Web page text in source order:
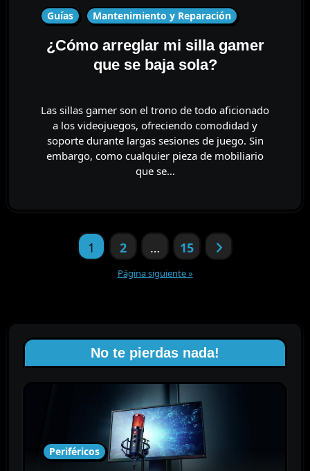
Guías Mantenimiento y Reparación
¿Cómo arreglar mi silla gamer
que se baja sola?
Las sillas gamer son el trono de todo aficionado
a los videojuegos, ofreciendo comodidad y
soporte durante largas sesiones de juego. Sin
embargo, como cualquier pieza de mobiliario
que se…
Paginación 1 2 … 15
Página siguiente »
No te pierdas nada!
Periféricos